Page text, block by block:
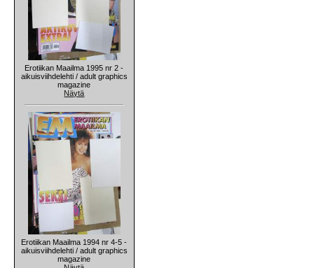
Erotiikan Maailma 1995 nr 2 -
aikuisviihdelehti / adult graphics
magazine
Näytä
Erotiikan Maailma 1994 nr 4-5 -
aikuisviihdelehti / adult graphics
magazine